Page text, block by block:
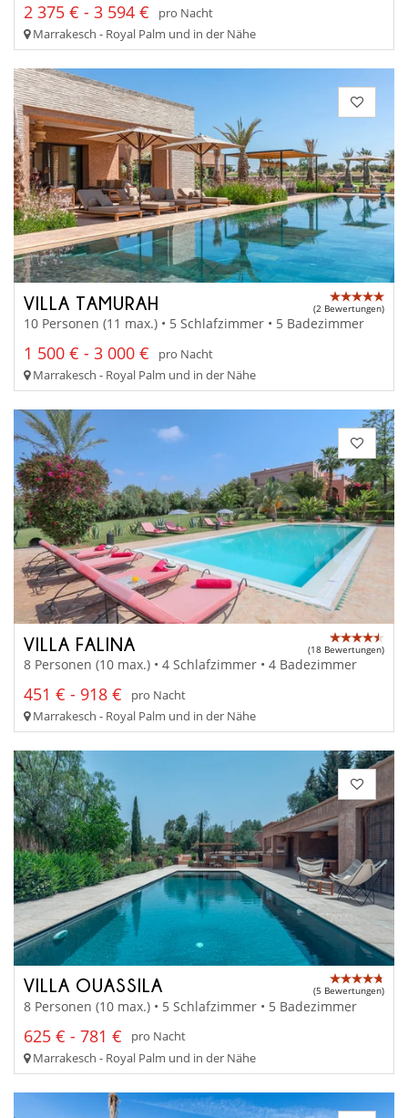
2 375 € - 3 594 €
pro Nacht
Marrakesch - Royal Palm und in der Nähe
VILLA TAMURAH (2 Bewertungen)
10 Personen (11 max.) • 5 Schlafzimmer • 5 Badezimmer
1 500 € - 3 000 €
pro Nacht
Marrakesch - Royal Palm und in der Nähe
VILLA FALINA (18 Bewertungen)
8 Personen (10 max.) • 4 Schlafzimmer • 4 Badezimmer
451 € - 918 €
pro Nacht
Marrakesch - Royal Palm und in der Nähe
VILLA OUASSILA (5 Bewertungen)
8 Personen (10 max.) • 5 Schlafzimmer • 5 Badezimmer
625 € - 781 €
pro Nacht
Marrakesch - Royal Palm und in der Nähe